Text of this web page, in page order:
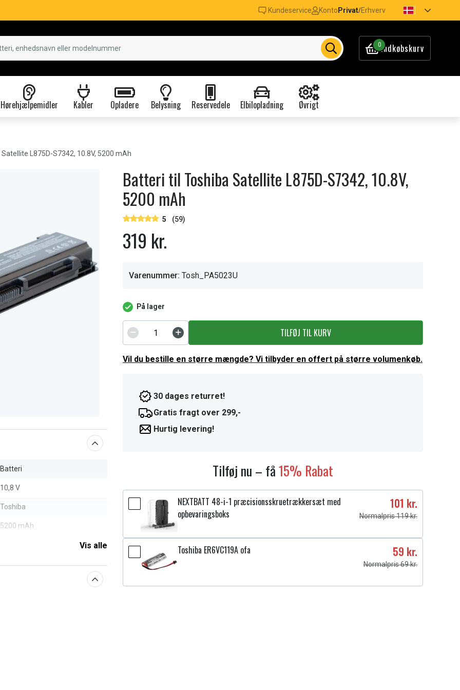
Kundeservice Konto Privat/Erhverv
0Indkøbskurv
Hørehjælpemidler Kabler Opladere Belysning Reservedele Elbilopladning Øvrigt
L875D-S7342, 10.8V, 5200 mAh
Batteri
10,8 V
Toshiba
5200 mAh
Vis alle
Batteri til Toshiba Satellite L875D-S7342, 10.8V,
5200 mAh
5 (59)
319 kr.
Varenummer: Tosh_PA5023U
På lager
TILFØJ TIL KURV
Vil du bestille en større mængde? Vi tilbyder en offert på større volumenkøb.
30 dages returret!
Gratis fragt over 299,-
Hurtig levering!
Tilføj nu – få15% Rabat
NEXTBATT 48-i-1 præcisionsskruetrækkersæt med
opbevaringsboks
101 kr.
Normalpris 119 kr.
Toshiba ER6VC119A ofa 59 kr.
Normalpris 69 kr.